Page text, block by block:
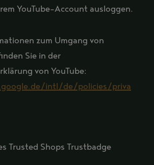
YouTube-Account ausloggen.
zum Umgang von
Sie in der
von YouTube:
intl/de/policies/priva
Trusted Shops Trustbadge